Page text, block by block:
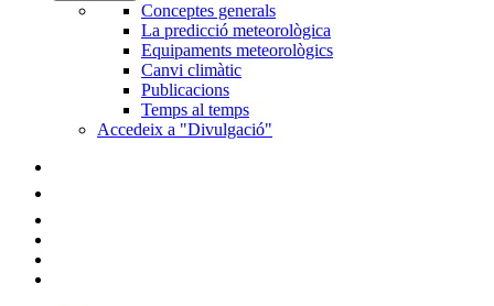
Conceptes generals
La predicció meteorològica
Equipaments meteorològics
Canvi climàtic
Publicacions
Temps al temps
Accedeix a "Divulgació"